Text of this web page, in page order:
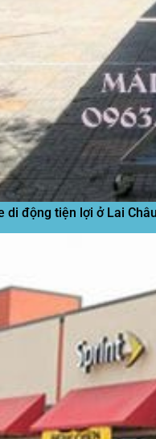
di động tiện lợi ở Lai